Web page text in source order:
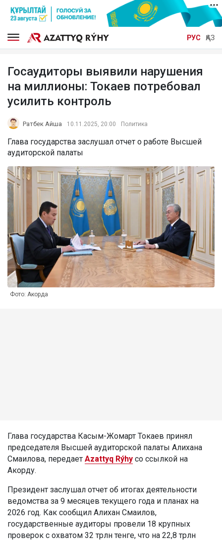
РУС ҚАЗ
Госаудиторы выявили нарушения
на миллионы: Токаев потребовал
усилить контроль
Ратбек Айша 10.11.2025, 20:00 Политика
Глава государства заслушал отчет о работе Высшей
аудиторской палаты
Фото: Акорда
Глава государства Касым-Жомарт Токаев принял
председателя Высшей аудиторской палаты Алихана
Смаилова, передает Azattyq Rýhy со ссылкой на
Акорду.
Президент заслушал отчет об итогах деятельности
ведомства за 9 месяцев текущего года и планах на
2026 год. Как сообщил Алихан Смаилов,
государственные аудиторы провели 18 крупных
проверок с охватом 32 трлн тенге, что на 22,8 трлн